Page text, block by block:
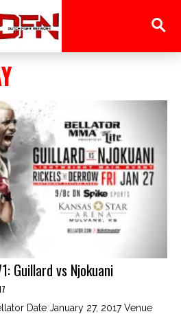
Guillard vs Njokuani
Date January 27, 2017 Venue